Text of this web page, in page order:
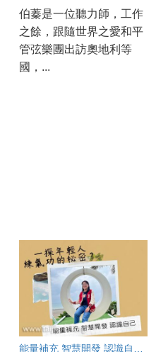
伯蓁是一位聽力師，工作
之餘，跟隨世界之愛和平
管弦樂團出訪奧地利等
國，...
能量補充 智慧開發 認識自己～一探年輕人練氣功的秘密？